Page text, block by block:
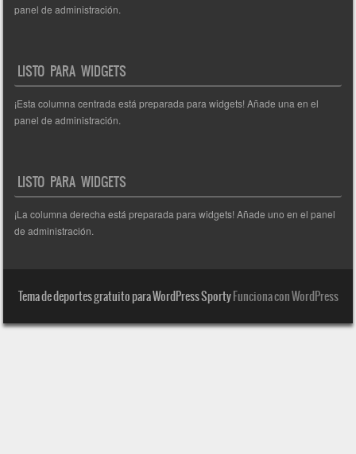
panel de administración.
LISTO PARA WIDGETS
¡Esta columna centrada está preparada para widgets! Añade una en el
panel de administración.
LISTO PARA WIDGETS
¡La columna derecha está preparada para widgets! Añade uno en el panel
de administración.
Tema de deportes gratuito para WordPress SportyFunciona con WordPress